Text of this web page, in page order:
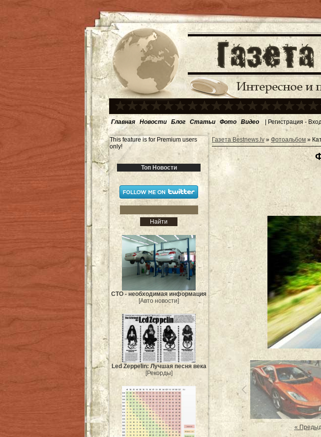
Главная Новости Блог Статьи Фото Видео | Регистрация - Вход
This feature is for Premium users
only!
Топ Новости
СТО - необходимая информация
[Авто новости]
Led Zeppelin: Лучшая песня века
[Рекорды]
Газета Bestnews.lv» Фотоальбом »
«